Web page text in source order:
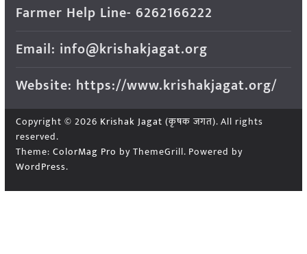
Farmer Help Line- 6262166222
Email: info@krishakjagat.org
Website: https://www.krishakjagat.org/
Copyright © 2026 Krishak Jagat (कृषक जगत). All rights
reserved.
Theme: ColorMag Pro by ThemeGrill. Powered by
WordPress.